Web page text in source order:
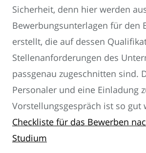
Sicherheit, denn hier werden
Bewerbungsunterlagen für den
erstellt, die auf dessen
Stellenanforderungen des
passgenau zugeschnitten sind.
Personaler und eine Einladung
Vorstellungsgespräch ist so gut
Checkliste für das Bewerben
Studium